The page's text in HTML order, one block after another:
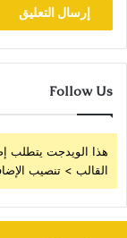
Follow Us
هذا الويدجت يتطلب
القالب > تنصيب